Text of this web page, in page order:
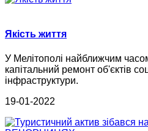
Якість життя
У Мелітополі найближчим
капітальний ремонт об'єктів
інфраструктури.
19-01-2022